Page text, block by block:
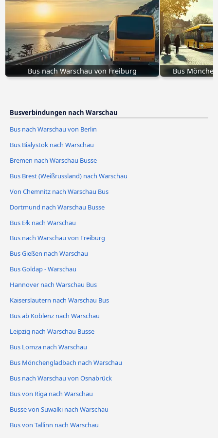
Bus nach Warschau von Freiburg Bus
Busverbindungen nach Warschau
Bus nach Warschau von Berlin
Bus Bialystok nach Warschau
Bremen nach Warschau Busse
Bus Brest (Weißrussland) nach Warschau
Von Chemnitz nach Warschau Bus
Dortmund nach Warschau Busse
Bus Ełk nach Warschau
Bus nach Warschau von Freiburg
Bus Gießen nach Warschau
Bus Goldap - Warschau
Hannover nach Warschau Bus
Kaiserslautern nach Warschau Bus
Bus ab Koblenz nach Warschau
Leipzig nach Warschau Busse
Bus Lomza nach Warschau
Bus Mönchengladbach nach Warschau
Bus nach Warschau von Osnabrück
Bus von Riga nach Warschau
Busse von Suwalki nach Warschau
Bus von Tallinn nach Warschau